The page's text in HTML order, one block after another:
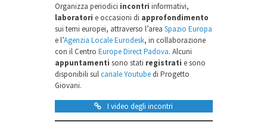
Organizza periodici incontri informativi,
laboratori e occasioni di approfondimento
sui temi europei, attraverso l’area Spazio Europa
e l’Agenzia Locale Eurodesk, in collaborazione
con il Centro Europe Direct Padova. Alcuni
appuntamenti sono stati registrati e sono
disponibili sulcanale Youtubedi Progetto
Giovani.
I video degli incontri